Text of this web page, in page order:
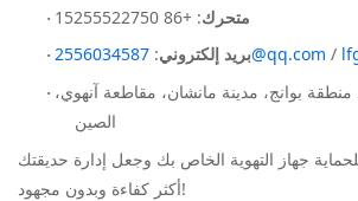
· متحرك: +86 15255522750
· بريد إلكتروني: 2556034587@qq.com /
· منطقة بوانج، مدينة مانشان، مقاطعة آنهوي،
الصين
لحماية جهاز التهوية الخاص بك وجعل إدارة حديقتك
أكثر كفاءة وبدون مجهود!